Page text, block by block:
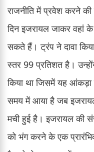
राजनीति में प्रवेश करने
दिन इजरायल जाकर वहां
सकते हैं। ट्रंप ने दावा
स्तर 99 प्रतिशत है।
किया था जिसमें यह
समय में आया है जब
मची हुई है। इजरायल की
को भंग करने के एक